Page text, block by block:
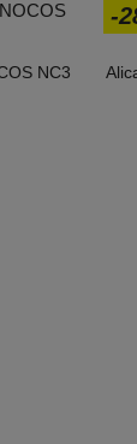
NC3
-